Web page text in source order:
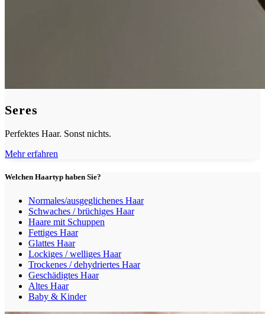
Seres
Perfektes Haar. Sonst nichts.
Mehr erfahren
Welchen Haartyp haben Sie?
Normales/ausgeglichenes Haar
Schwaches / brüchiges Haar
Haare mit Schuppen
Fettiges Haar
Glattes Haar
Lockiges / welliges Haar
Trockenes / dehydriertes Haar
Geschädigtes Haar
Altes Haar
Baby & Kinder